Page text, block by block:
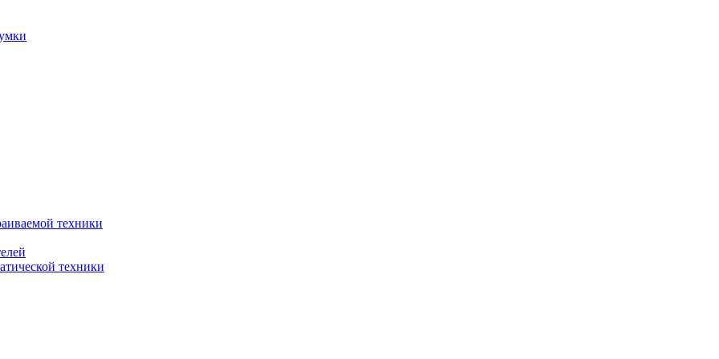
техники
техники